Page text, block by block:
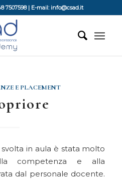
7507598 | E-mail: info@csad.it
E PLACEMENT
svolta in aula è stata molto
competenza e alla
dal personale docente.